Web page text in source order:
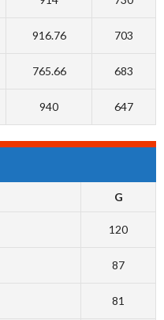
916.76 703
765.66 683
940 647
G
120
87
81